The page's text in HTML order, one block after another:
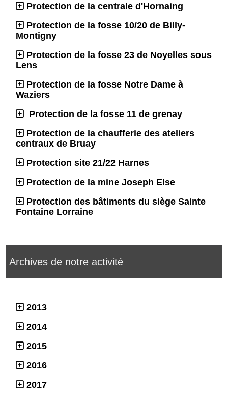
Protection de la centrale d'Hornaing
Protection de la fosse 10/20 de Billy-
Montigny
Protection de la fosse 23 de Noyelles sous
Lens
Protection de la fosse Notre Dame à
Waziers
Protection de la fosse 11 de grenay
Protection de la chaufferie des ateliers
centraux de Bruay
Protection site 21/22 Harnes
Protection de la mine Joseph Else
Protection des bâtiments du siège Sainte
Fontaine Lorraine
Archives de notre activité
2013
2014
2015
2016
2017